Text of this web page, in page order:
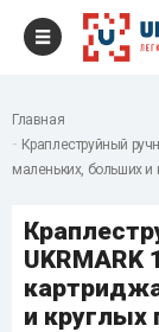
Главная
Краплеструйный
маленьких, больших и
и круглых